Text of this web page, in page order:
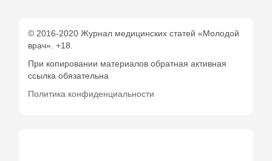
© 2016-2020 Журнал медицинских статей «Молодой
врач». +18.
При копировании материалов обратная активная
ссылка обязательна
Политика конфиденциальности